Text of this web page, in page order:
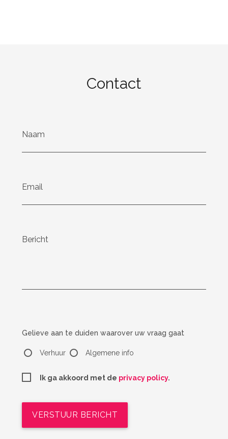
Contact
Naam
Email
Email
Bericht
Gelieve aan te duiden waarover uw vraag gaat
Verhuur Algemene info
Ik ga akkoord met de privacy policy.
VERSTUUR BERICHT